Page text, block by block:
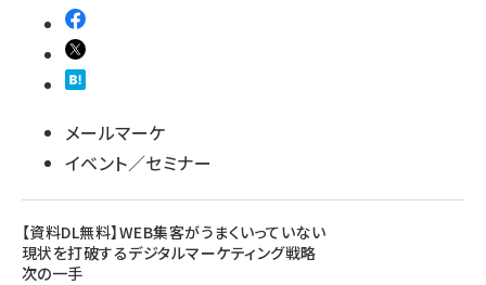
メールマーケ
イベント／セミナー
【資料DL無料】WEB集客がうまくいっていない
現状を打破するデジタルマーケティング戦略
次の一手